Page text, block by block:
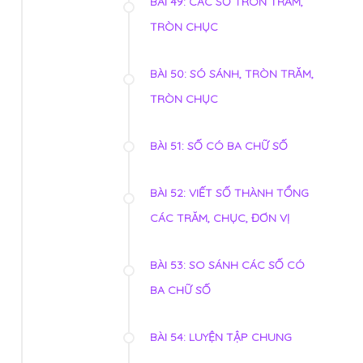
TRÒN CHỤC
BÀI 50: SÓ SÁNH, TRÒN TRĂM,
TRÒN CHỤC
BÀI 51: SỐ CÓ BA CHỮ SỐ
BÀI 52: VIẾT SỐ THÀNH TỔNG
CÁC TRĂM, CHỤC, ĐƠN VỊ
BÀI 53: SO SÁNH CÁC SỐ CÓ
BA CHỮ SỐ
BÀI 54: LUYỆN TẬP CHUNG